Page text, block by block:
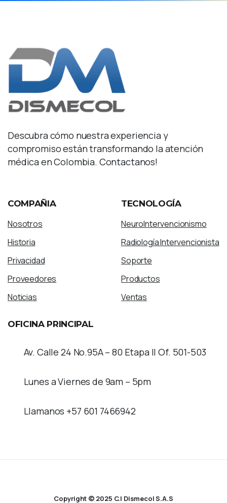
Descubra cómo nuestra experiencia y
compromiso están transformando la atención
médica en Colombia. Contactanos!
COMPAÑIA
Nosotros
Historia
Privacidad
Proveedores
Noticias
TECNOLOGÍA
NeuroIntervencionismo
Radiología Intervencionista
Soporte
Productos
Ventas
OFICINA PRINCIPAL
Av. Calle 24 No.95A – 80 Etapa II Of. 501-503
Lunes a Viernes de 9am – 5pm
Llamanos +57 601 7466942
Copyright © 2025 C.I Dismecol S.A.S